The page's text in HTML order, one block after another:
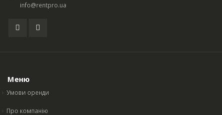
info@rentpro.ua
Меню
Умови оренди
Про компанію